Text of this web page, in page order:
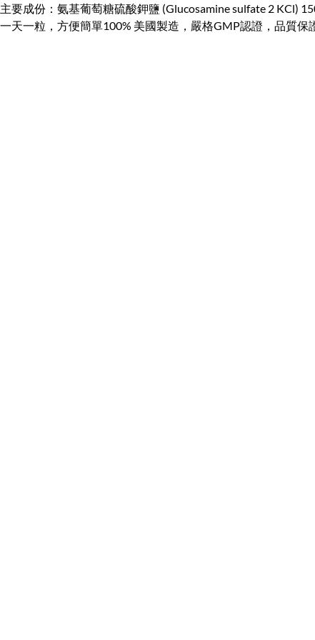
主要成份：氨基葡萄糖硫酸鉀鹽 (Glucosamine sulfate 2 KCl)
一天一粒，方便簡單100% 美國製造，嚴格GMP認證，品質保